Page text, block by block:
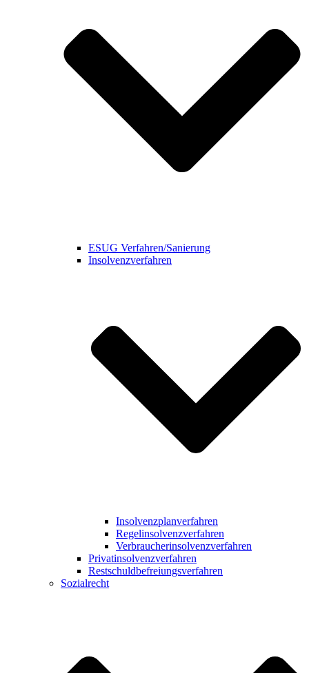
ESUG Verfahren/Sanierung
Insolvenzverfahren
Insolvenzplanverfahren
Regelinsolvenzverfahren
Verbraucherinsolvenzverfahren
Privatinsolvenzverfahren
Restschuldbefreiungsverfahren
Sozialrecht